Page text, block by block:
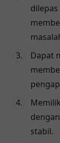
Dapat
stabil.